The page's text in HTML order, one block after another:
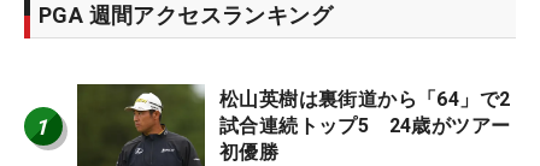
PGA 週間アクセスランキング
1
松山英樹は裏街道から「64」で2
試合連続トップ5 24歳がツアー
初優勝